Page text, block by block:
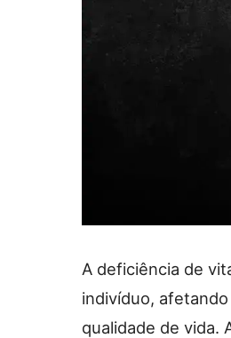
A deficiência de
indivíduo,
qualidade de vida.